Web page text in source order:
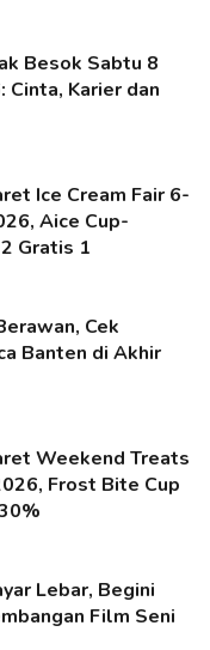
Besok Sabtu 8
Karier dan
Ice Cream Fair 6-
Aice Cup-
Gratis 1
Cek
Banten di Akhir
Weekend Treats
Frost Bite Cup
Lebar, Begini
Film Seni